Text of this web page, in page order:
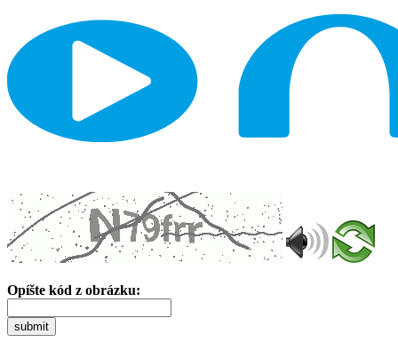
Opíšte kód z obrázku:
submit